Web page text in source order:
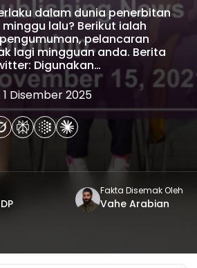
dalam dunia penerbitan
lalu? Berikut ialah
pelancaran
lagi mingguan anda. Berita
Digunakan…
Disember 2025
Fakta Disemak Oleh
Vahe Arabian